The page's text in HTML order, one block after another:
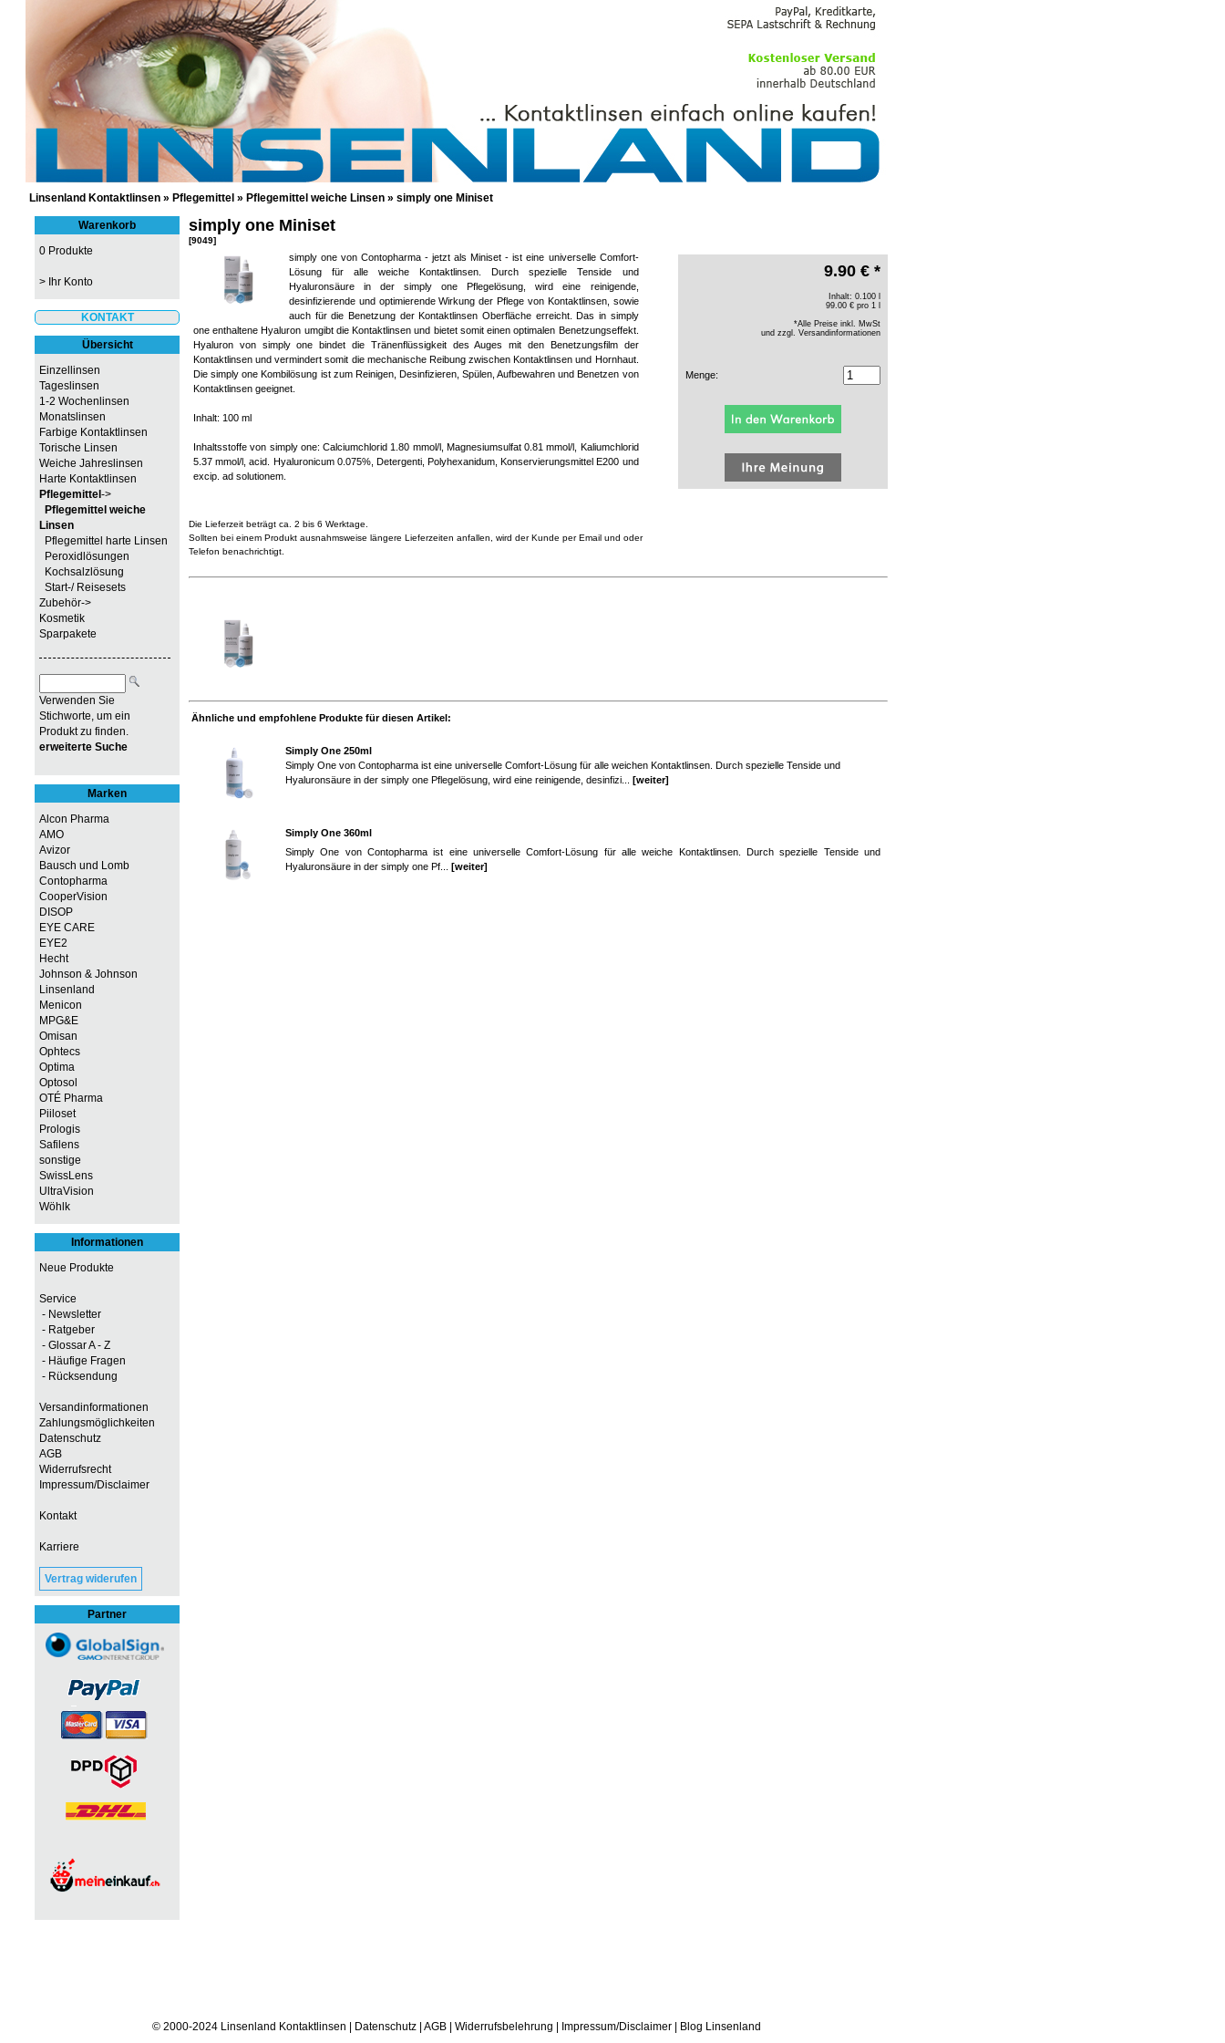
GÜNSTIGE KONTAKTLINSEN UND PFLEGEMITTEL
Linsenland Kontaktlinsen » Pflegemittel » Pflegemittel weiche Linsen » simply one Miniset
Warenkorb
0 Produkte
> Ihr Konto
KONTAKT
Übersicht
Einzellinsen
Tageslinsen
1-2 Wochenlinsen
Monatslinsen
Farbige Kontaktlinsen
Torische Linsen
Weiche Jahreslinsen
Harte Kontaktlinsen
Pflegemittel->
Pflegemittel weiche
Linsen
Pflegemittel harte Linsen
Peroxidlösungen
Kochsalzlösung
Start-/ Reisesets
Zubehör->
Kosmetik
Sparpakete
Verwenden Sie
Stichworte, um ein
Produkt zu finden.
erweiterte Suche
Marken
Alcon Pharma
AMO
Avizor
Bausch und Lomb
Contopharma
CooperVision
DISOP
EYE CARE
EYE2
Hecht
Johnson & Johnson
Linsenland
Menicon
MPG&E
Omisan
Ophtecs
Optima
Optosol
OTÉ Pharma
Piiloset
Prologis
Safilens
sonstige
SwissLens
UltraVision
Wöhlk
Informationen
Neue Produkte
Service
- Newsletter
- Ratgeber
- Glossar A - Z
- Häufige Fragen
- Rücksendung
Versandinformationen
Zahlungsmöglichkeiten
Datenschutz
AGB
Widerrufsrecht
Impressum/Disclaimer
Kontakt
Karriere
Vertrag widerufen
Partner
simply one Miniset
[9049]
simply one von Contopharma - jetzt als Miniset - ist eine universelle Comfort-
Lösung für alle weiche Kontaktlinsen. Durch spezielle Tenside und
Hyaluronsäure in der simply one Pflegelösung, wird eine reinigende,
desinfizierende und optimierende Wirkung der Pflege von Kontaktlinsen, sowie
auch für die Benetzung der Kontaktlinsen Oberfläche erreicht. Das in simply
one enthaltene Hyaluron umgibt die Kontaktlinsen und bietet somit einen optimalen Benetzungseffekt.
Hyaluron von simply one bindet die Tränenflüssigkeit des Auges mit den Benetzungsfilm der
Kontaktlinsen und vermindert somit die mechanische Reibung zwischen Kontaktlinsen und Hornhaut.
Die simply one Kombilösung ist zum Reinigen, Desinfizieren, Spülen, Aufbewahren und Benetzen von
Kontaktlinsen geeignet.
Inhalt: 100 ml
Inhaltsstoffe von simply one: Calciumchlorid 1.80 mmol/l, Magnesiumsulfat 0.81 mmol/l, Kaliumchlorid
5.37 mmol/l, acid. Hyaluronicum 0.075%, Detergenti, Polyhexanidum, Konservierungsmittel E200 und
excip. ad solutionem.
Die Lieferzeit beträgt ca. 2 bis 6 Werktage.
Sollten bei einem Produkt ausnahmsweise längere Lieferzeiten anfallen, wird der Kunde per Email und oder
Telefon benachrichtigt.
9.90 € *
Inhalt: 0.100 l
99.00 € pro 1 l
*Alle Preise inkl. MwSt
und zzgl. Versandinformationen
Menge:
Ähnliche und empfohlene Produkte für diesen Artikel:
Simply One 250ml
Simply One von Contopharma ist eine universelle Comfort-Lösung für alle weichen Kontaktlinsen. Durch spezielle Tenside und
Hyaluronsäure in der simply one Pflegelösung, wird eine reinigende, desinfizi... [weiter]
Simply One 360ml
Simply One von Contopharma ist eine universelle Comfort-Lösung für alle weiche Kontaktlinsen. Durch spezielle Tenside und
Hyaluronsäure in der simply one Pf... [weiter]
© 2000-2024 Linsenland Kontaktlinsen Datenschutz AGB Widerrufsbelehrung Impressum/Disclaimer Blog Linsenland